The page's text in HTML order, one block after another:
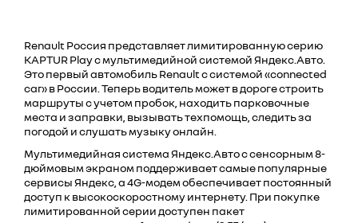
Renault Россия представляет лимитированную серию
KAPTUR Play с мультимедийной системой Яндекс.Авто.
Это первый автомобиль Renault с системой «connected
car» в России. Теперь водитель может в дороге строить
маршруты с учетом пробок, находить парковочные
места и заправки, вызывать техпомощь, следить за
погодой и слушать музыку онлайн.
Мультимедийная система Яндекс.Авто с сенсорным 8-
дюймовым экраном поддерживает самые популярные
сервисы Яндекс, а 4G-модем обеспечивает постоянный
доступ к высокоскоростному интернету. При покупке
лимитированной серии доступен пакет